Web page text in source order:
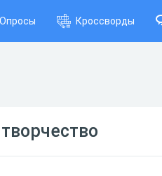
Опросы Кроссворды